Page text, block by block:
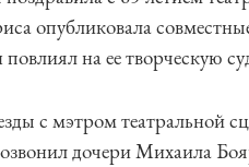
опубликовала
на ее творческую
с мэтром театральной
дочери Михаила